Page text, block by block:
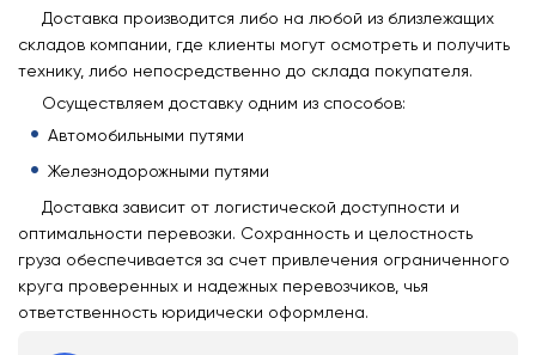
Доставка производится либо на любой из близлежащих
складов компании, где клиенты могут осмотреть и получить
технику, либо непосредственно до склада покупателя.
Осуществляем доставку одним из способов:
Автомобильными путями
Железнодорожными путями
Доставка зависит от логистической доступности и
оптимальности перевозки. Сохранность и целостность
груза обеспечивается за счет привлечения ограниченного
круга проверенных и надежных перевозчиков, чья
ответственность юридически оформлена.